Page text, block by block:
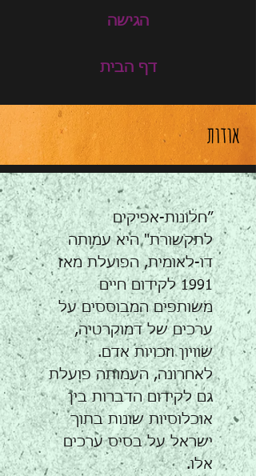
הגישה
דף הבית
אודות
״חלונות-אפיקים
לתקשורת" היא עמותה
דו-לאומית, הפועלת מאז
1991 לקידום חיים
משותפים המבוססים על
ערכים של דמוקרטיה,
שוויון וזכויות אדם.
לאחרונה, העמותה פועלת
גם לקידום הדברות בין
אוכלוסיות שונות בתוך
ישראל על בסיס ערכים
אלו. ​